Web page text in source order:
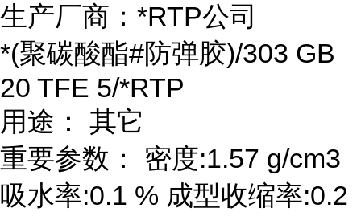
生产厂商：*RTP公司
*(聚碳酸酯#防弹胶)/303 GB
20 TFE 5/*RTP
用途： 其它
重要参数： 密度:1.57 g/cm3
吸水率:0.1 % 成型收缩率:0.2